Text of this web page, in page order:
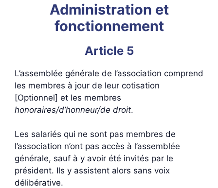
Administration et
fonctionnement
Article 5
L’assemblée générale de l’association comprend
les membres à jour de leur cotisation
[Optionnel] et les membres
honoraires/d’honneur/de droit.
Les salariés qui ne sont pas membres de
l’association n’ont pas accès à l’assemblée
générale, sauf à y avoir été invités par le
président. Ils y assistent alors sans voix
délibérative.